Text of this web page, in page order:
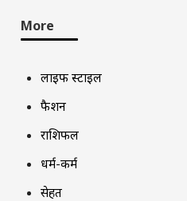
More
लाइफ स्टाइल
फैशन
राशिफल
धर्म-कर्म
सेहत